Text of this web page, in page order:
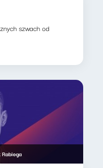
szwach od